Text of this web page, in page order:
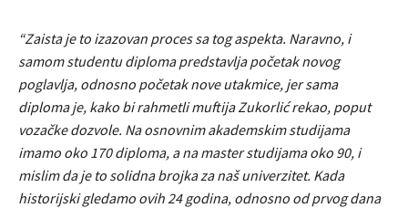
“Zaista je to izazovan proces sa tog aspekta. Naravno, i
samom studentu diploma predstavlja početak novog
poglavlja, odnosno početak nove utakmice, jer sama
diploma je, kako bi rahmetli muftija Zukorlić rekao, poput
vozačke dozvole. Na osnovnim akademskim studijama
imamo oko 170 diploma, a na master studijama oko 90, i
mislim da je to solidna brojka za naš univerzitet. Kada
historijski gledamo ovih 24 godina, odnosno od prvog dana